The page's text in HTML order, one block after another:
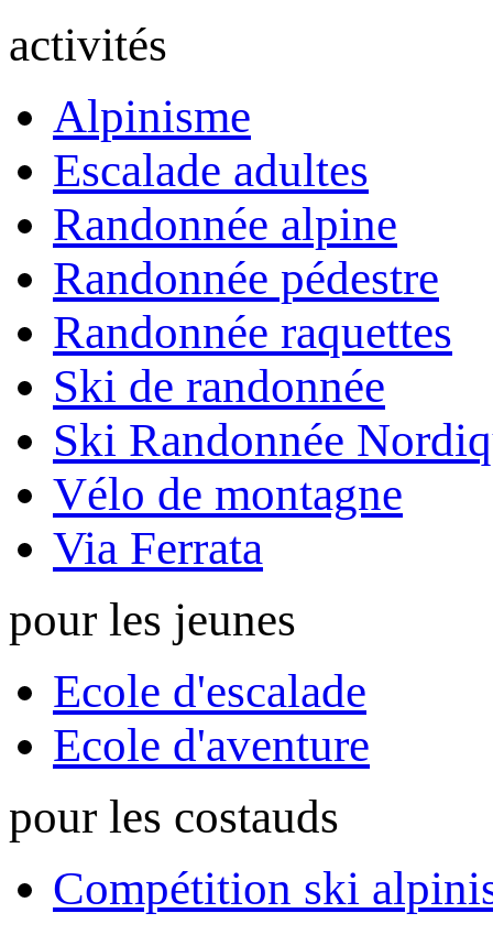
activités
Alpinisme
Escalade adultes
Randonnée alpine
Randonnée pédestre
Randonnée raquettes
Ski de randonnée
Ski Randonnée
Vélo de montagne
Via Ferrata
pour les jeunes
Ecole d'escalade
Ecole d'aventure
pour les costauds
Compétition ski